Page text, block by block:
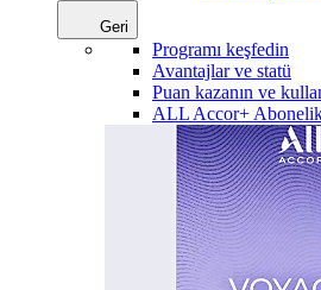
Geri
Programı keşfedin
Avantajlar ve statü
Puan kazanın ve
ALL Accor+